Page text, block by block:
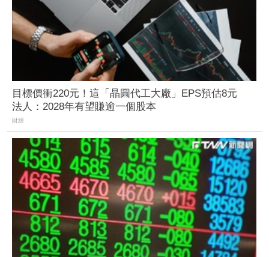
目標價衝220元！這「晶圓代工大廠」EPS預估8元
法人：2028年有望賺逾一個股本
財經